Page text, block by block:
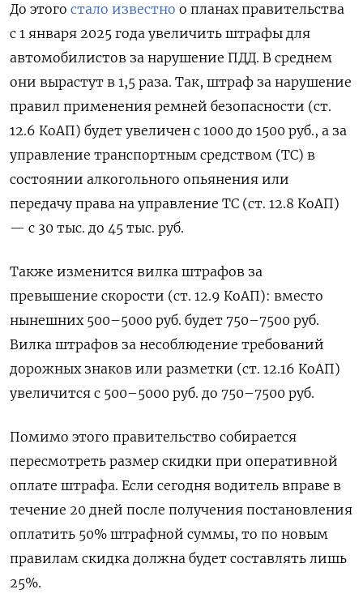
До этого стало известно о планах правительства
с 1 января 2025 года увеличить штрафы для
автомобилистов за нарушение ПДД. В среднем
они вырастут в 1,5 раза. Так, штраф за нарушение
правил применения ремней безопасности (ст.
12.6 КоАП) будет увеличен с 1000 до 1500 руб., а за
управление транспортным средством (ТС) в
состоянии алкогольного опьянения или
передачу права на управление ТС (ст. 12.8 КоАП)
— с 30 тыс. до 45 тыс. руб.
Также изменится вилка штрафов за
превышение скорости (ст. 12.9 КоАП): вместо
нынешних 500–5000 руб. будет 750–7500 руб.
Вилка штрафов за несоблюдение требований
дорожных знаков или разметки (ст. 12.16 КоАП)
увеличится с 500–5000 руб. до 750–7500 руб.
Помимо этого правительство собирается
пересмотреть размер скидки при оперативной
оплате штрафа. Если сегодня водитель вправе в
течение 20 дней после получения постановления
оплатить 50% штрафной суммы, то по новым
правилам скидка должна будет составлять лишь
25%.